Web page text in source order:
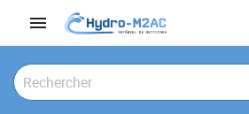
